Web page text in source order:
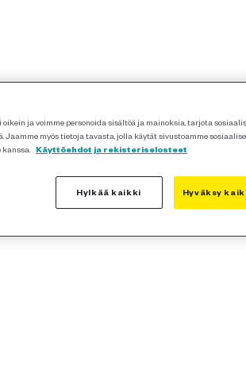
ja voimme personoida sisältöä ja mainoksia, tarjota
myös tietoja tavasta, jolla käytät sivustoamme
Käyttöehdot ja rekisteriselosteet
Hylkää kaikki Hyväksy